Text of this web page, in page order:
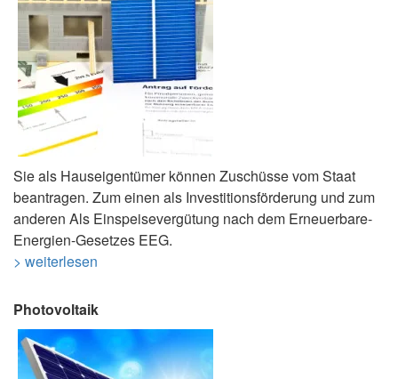
Sie als Hauseigentümer können Zuschüsse vom Staat
beantragen. Zum einen als Investitionsförderung und zum
anderen Als Einspeisevergütung nach dem Erneuerbare-
Energien-Gesetzes EEG.
> weiterlesen
Photovoltaik